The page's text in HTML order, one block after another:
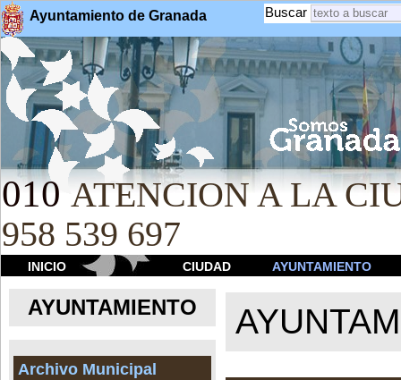
Ayuntamiento de Granada Buscar
010 ATENCION A LA
958 539 697
INICIO CIUDAD AYUNTAMIENTO
AYUNTAMIENTO
Archivo Municipal